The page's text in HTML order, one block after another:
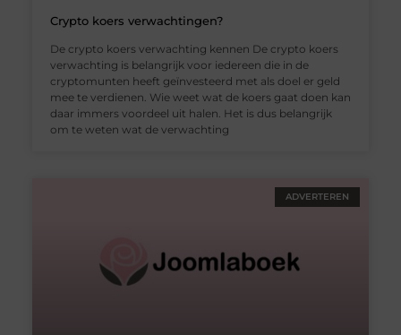
Crypto koers verwachtingen?
De crypto koers verwachting kennen De crypto koers
verwachting is belangrijk voor iedereen die in de
cryptomunten heeft geïnvesteerd met als doel er geld
mee te verdienen. Wie weet wat de koers gaat doen kan
daar immers voordeel uit halen. Het is dus belangrijk
om te weten wat de verwachting
ADVERTEREN